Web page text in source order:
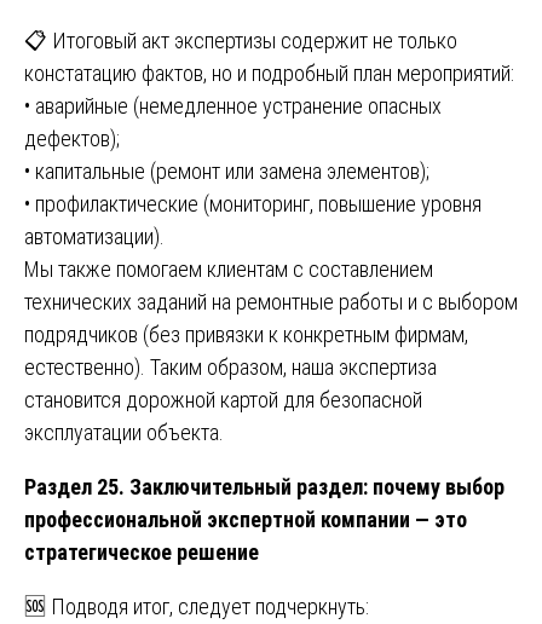
📋 Итоговый акт экспертизы содержит не только
констатацию фактов, но и подробный план мероприятий:
• аварийные (немедленное устранение опасных
дефектов);
• капитальные (ремонт или замена элементов);
• профилактические (мониторинг, повышение уровня
автоматизации).
Мы также помогаем клиентам с составлением
технических заданий на ремонтные работы и с выбором
подрядчиков (без привязки к конкретным фирмам,
естественно). Таким образом, наша экспертиза
становится дорожной картой для безопасной
эксплуатации объекта.
Раздел 25. Заключительный раздел: почему выбор
профессиональной экспертной компании — это
стратегическое решение
🆘 Подводя итог, следует подчеркнуть: